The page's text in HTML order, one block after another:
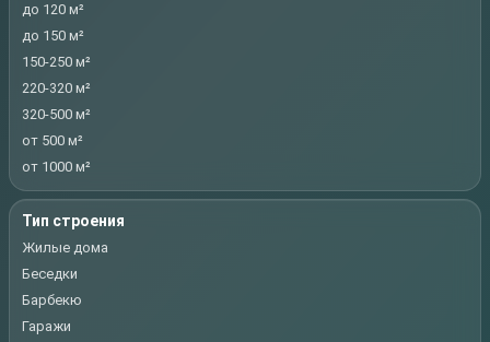
до 120 м²
до 150 м²
150-250 м²
220-320 м²
320-500 м²
от 500 м²
от 1000 м²
Тип строения
Жилые дома
Беседки
Барбекю
Гаражи